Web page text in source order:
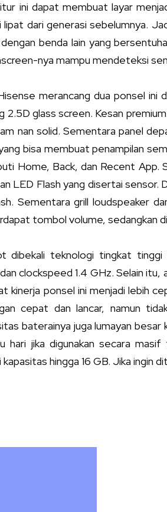
ini dapat membuat layar
lipat dari generasi sebelumnya.
benda lain yang
nya mampu mendeteksi
merancang dua ponsel ini
2.5D glass screen. Kesan
nan solid. Sementara panel
bisa membuat penampilan
Home, Back, dan Recent App.
LED Flash yang disertai
Sementara grill loudspeaker
tombol volume, sedangkan
dibekali teknologi tingkat
clockspeed 1.4 GHz. Selain
kinerja ponsel ini menjadi lebih
cepat dan lancar, namun
baterainya juga lumayan
hari jika digunakan secara
hingga 16 GB. Jika ingin